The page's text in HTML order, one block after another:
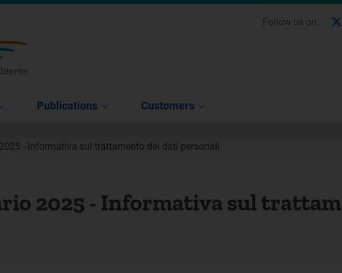
Follow us on:
Publications Customers
- Informativa sul trattamento dei dati personali
2025 - Informativa sul